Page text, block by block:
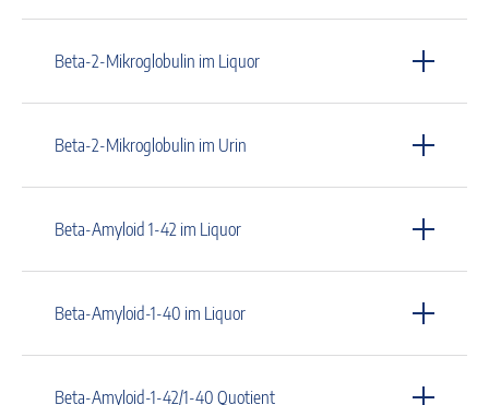
Beta-2-Mikroglobulin im Liquor
Beta-2-Mikroglobulin im Urin
Beta-Amyloid 1-42 im Liquor
Beta-Amyloid-1-40 im Liquor
Beta-Amyloid-1-42/1-40 Quotient